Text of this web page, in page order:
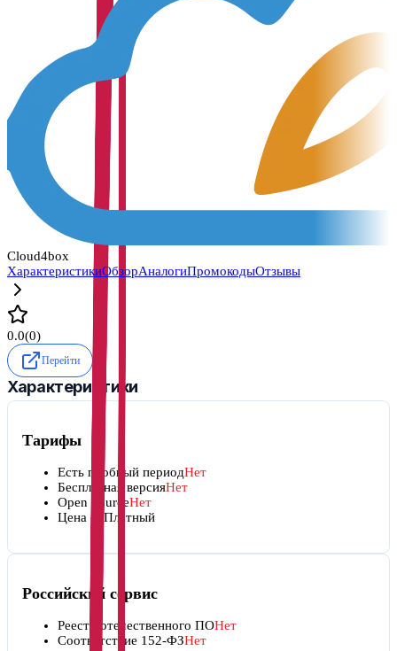
Cloud4box
ХарактеристикиОбзорАналогиПромокодыОтзывы
0.0(0)
Перейти
Характеристики
Тарифы
Есть пробный периодНет
Бесплатная версияНет
Open SourceНет
Цена от Платный
Российский сервис
Реестр отечественного ПОНет
Соответствие 152-ФЗНет